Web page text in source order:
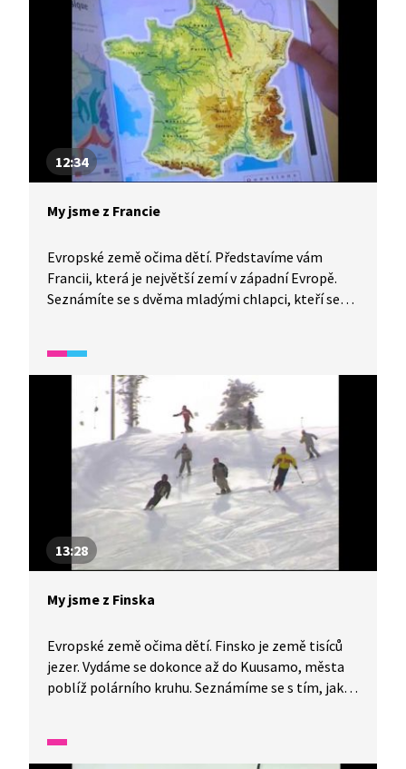
12:34
My jsme z Francie
Evropské země očima dětí. Představíme vám
Francii, která je největší zemí v západní Evropě.
Seznámíte se s dvěma mladými chlapci, kteří se
velice přísný denní režim. Seznámíte se s městem
Marseille, kde sídlí fotbalový klub Olympique,
a také s městem Lens.
13:28
My jsme z Finska
Evropské země očima dětí. Finsko je země tisíců
jezer. Vydáme se dokonce až do Kuusamo, města
poblíž polárního kruhu. Seznámíme se s tím, jak
nejenom v sauně. Jestlipak také uhodnete, který